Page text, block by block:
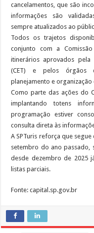
cancelamentos, que são
informações são
sempre atualizados ao
Todos os trajetos
conjunto com a
itinerários aprovados pela
(CET) e pelos órgãos
planejamento e organização
Como parte das ações do
implantando totens
programação estiver
consulta direta às
A SPTuris reforça que
setembro do ano passado,
desde dezembro de 2025
listas parciais.
Fonte: capital.sp.gov.br